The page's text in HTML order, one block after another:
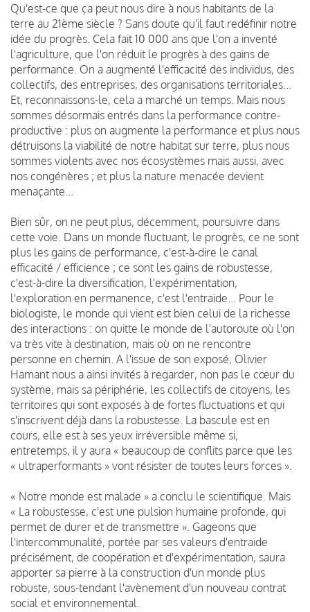
Qu'est-ce que ça peut nous dire à nous habitants de la
terre au 21ème siècle ? Sans doute qu'il faut redéfinir notre
idée du progrès. Cela fait 10 000 ans que l'on a inventé
l'agriculture, que l'on réduit le progrès à des gains de
performance. On a augmenté l'efficacité des individus, des
collectifs, des entreprises, des organisations territoriales...
Et, reconnaissons-le, cela a marché un temps. Mais nous
sommes désormais entrés dans la performance contre-
productive : plus on augmente la performance et plus nous
détruisons la viabilité de notre habitat sur terre, plus nous
sommes violents avec nos écosystèmes mais aussi, avec
nos congénères ; et plus la nature menacée devient
menaçante...
Bien sûr, on ne peut plus, décemment, poursuivre dans
cette voie. Dans un monde fluctuant, le progrès, ce ne sont
plus les gains de performance, c'est-à-dire le canal
efficacité / efficience ; ce sont les gains de robustesse,
c'est-à-dire la diversification, l'expérimentation,
l'exploration en permanence, c'est l'entraide... Pour le
biologiste, le monde qui vient est bien celui de la richesse
des interactions : on quitte le monde de l'autoroute où l'on
va très vite à destination, mais où on ne rencontre
personne en chemin. A l'issue de son exposé, Olivier
Hamant nous a ainsi invités à regarder, non pas le cœur du
système, mais sa périphérie, les collectifs de citoyens, les
territoires qui sont exposés à de fortes fluctuations et qui
s'inscrivent déjà dans la robustesse. La bascule est en
cours, elle est à ses yeux irréversible même si,
entretemps, il y aura « beaucoup de conflits parce que les
« ultraperformants » vont résister de toutes leurs forces ».
« Notre monde est malade » a conclu le scientifique. Mais
« La robustesse, c'est une pulsion humaine profonde, qui
permet de durer et de transmettre ». Gageons que
l'intercommunalité, portée par ses valeurs d'entraide
précisément, de coopération et d'expérimentation, saura
apporter sa pierre à la construction d'un monde plus
robuste, sous-tendant l'avènement d'un nouveau contrat
social et environnemental.